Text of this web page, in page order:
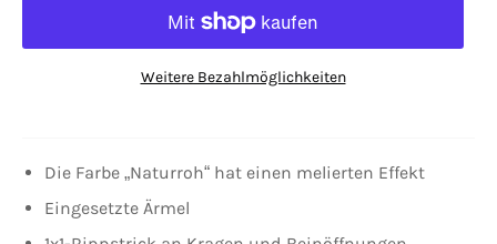
Weitere Bezahlmöglichkeiten
Die Farbe „Naturroh“ hat einen melierten Effekt
Eingesetzte Ärmel